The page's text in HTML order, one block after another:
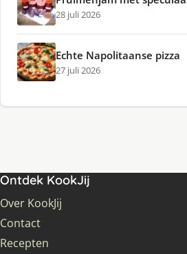
28 juli 2026
Echte Napolitaanse pizza
27 juli 2026
Ontdek KookJij
Over KookJij
Contact
Recepten